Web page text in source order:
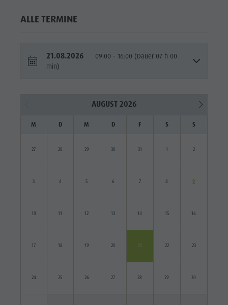
ALLE TERMINE
21.08.2026
09:00 - 16:00 (Dauer 07 h 00
min)
AUGUST 2026
M D M D F S S
27 28 29 30 31 1 2
3 4 5 6 7 8 9
10 11 12 13 14 15 16
17 18 19 20 21 22 23
24 25 26 27 28 29 30